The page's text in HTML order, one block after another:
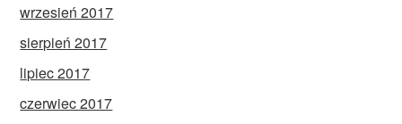
wrzesień 2017
sierpień 2017
lipiec 2017
czerwiec 2017